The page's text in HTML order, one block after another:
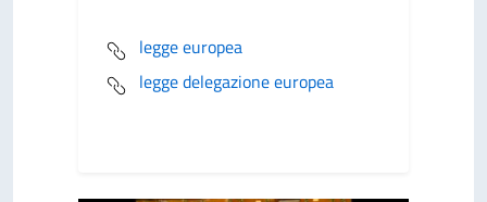
legge europea
legge delegazione europea